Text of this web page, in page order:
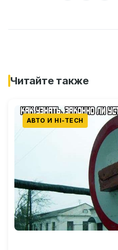
Читайте также
АВТО И HI-TECH